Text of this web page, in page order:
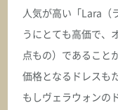
人気が高い「Lara（
うにとても高価で、
点もの）であること
価格となるドレスも
もしヴェラウォンの